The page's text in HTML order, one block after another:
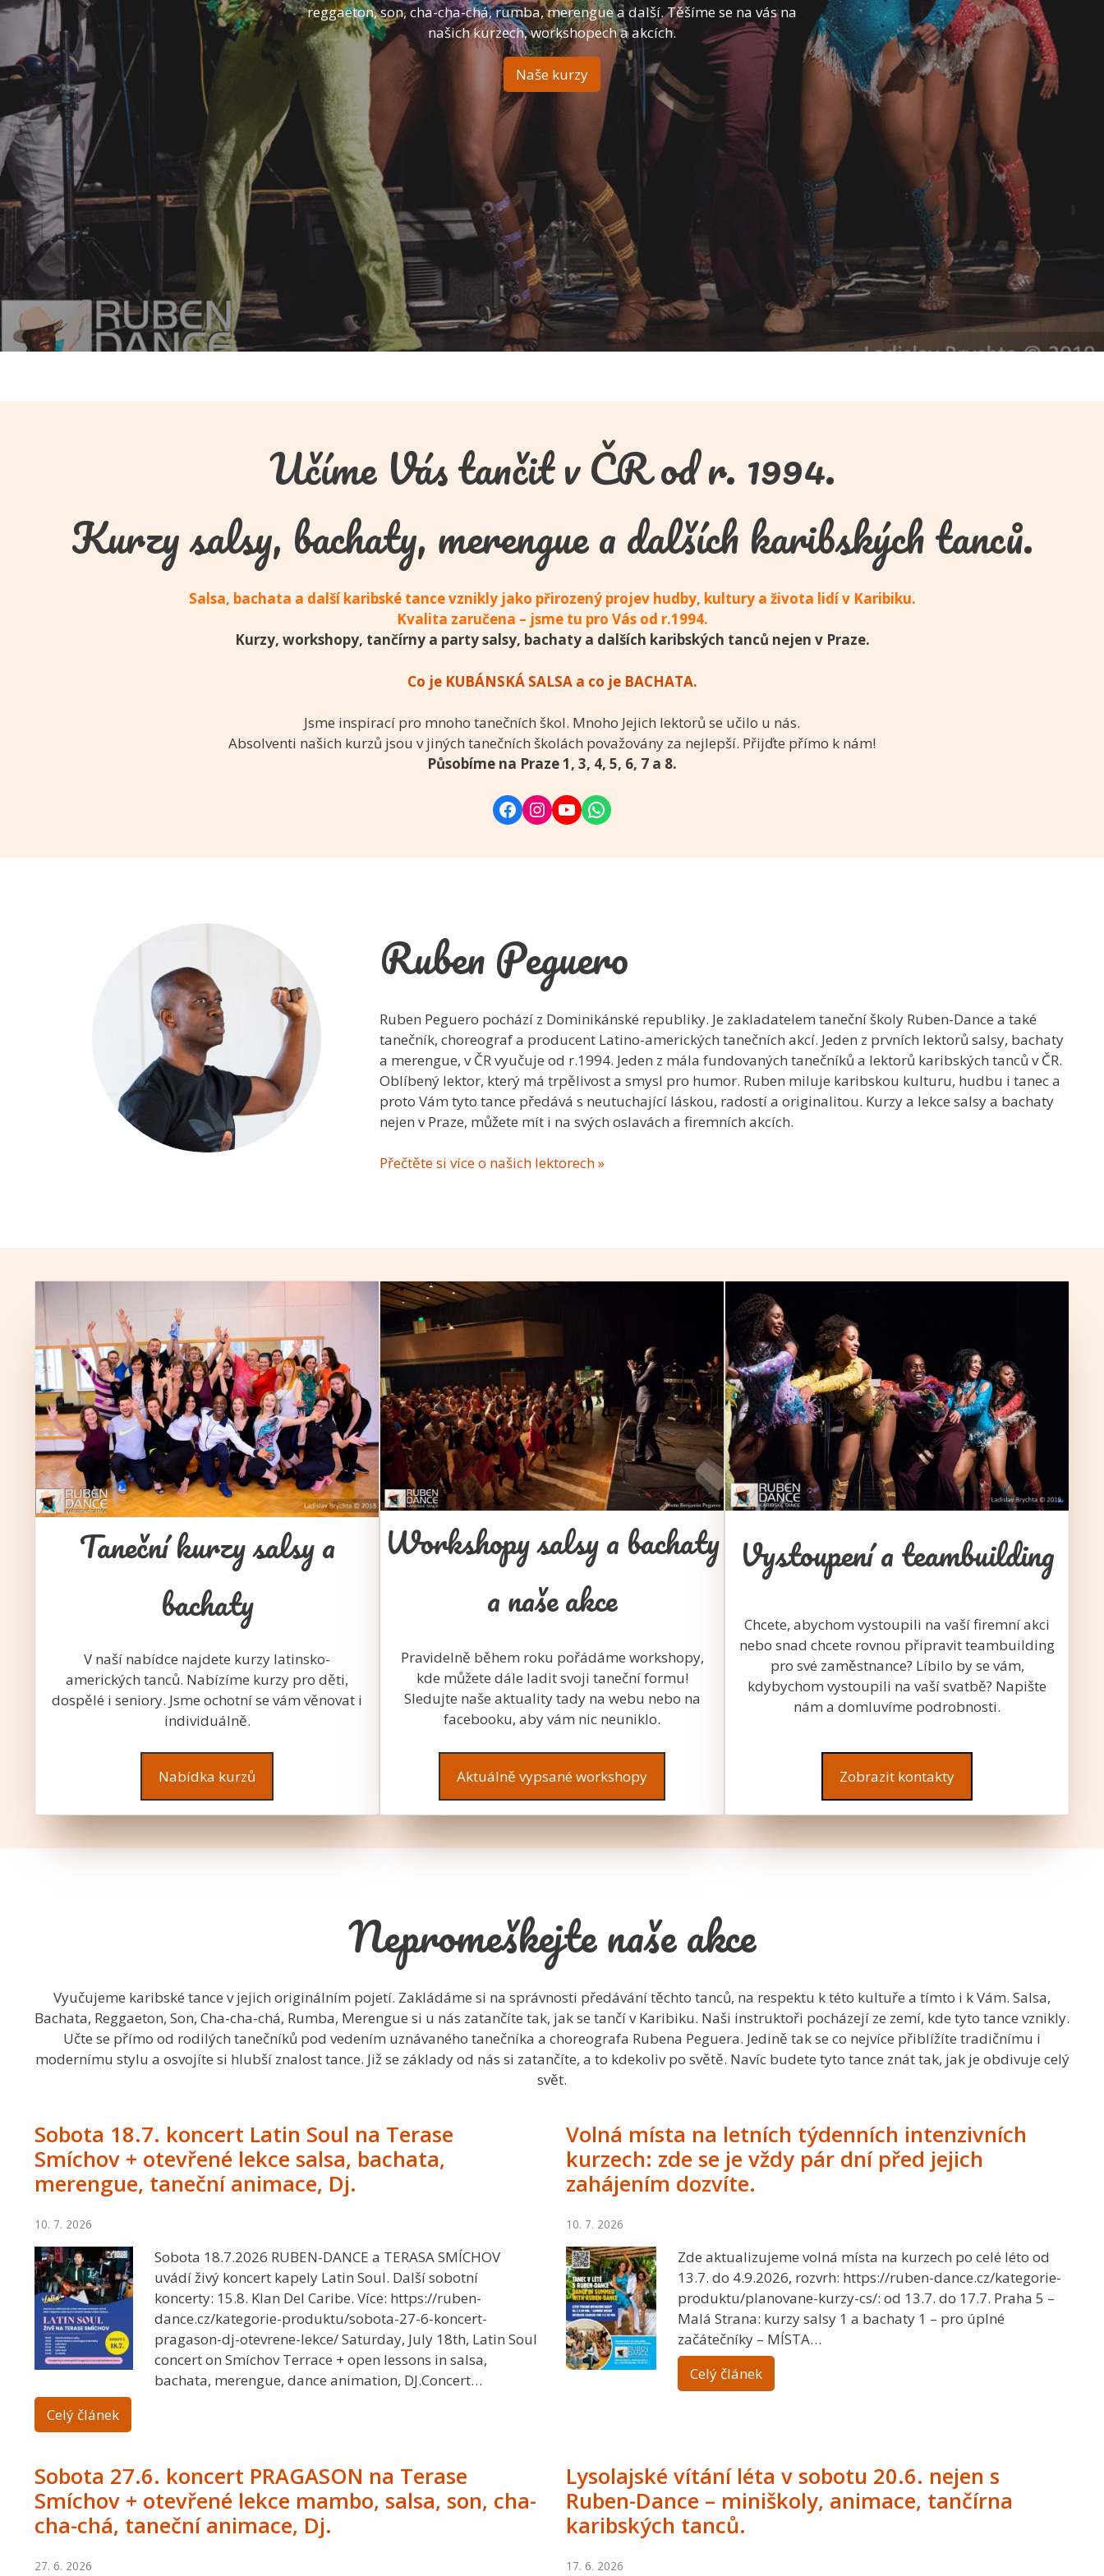
reggaeton, son, cha-cha-chá, rumba, merengue a další. Těšíme se na vás na
našich kurzech, workshopech a akcích.
Naše kurzy
Učíme Vás tančit v ČR od r. 1994.
Kurzy salsy, bachaty, merengue a dalších karibských tanců.
Salsa, bachata a další karibské tance vznikly jako přirozený projev hudby, kultury a života lidí v Karibiku.
Kvalita zaručena – jsme tu pro Vás od r.1994.
Kurzy, workshopy, tančírny a party salsy, bachaty a dalších karibských tanců nejen v Praze.
Co je KUBÁNSKÁ SALSA a co je BACHATA.
Jsme inspirací pro mnoho tanečních škol. Mnoho Jejich lektorů se učilo u nás.
Absolventi našich kurzů jsou v jiných tanečních školách považovány za nejlepší. Přijďte přímo k nám!
Působíme na Praze 1, 3, 4, 5, 6, 7 a 8.
Facebook
Instagram
YouTube
WhatsApp
Ruben Peguero
Ruben Peguero pochází z Dominikánské republiky. Je zakladatelem taneční školy Ruben-Dance a také
tanečník, choreograf a producent Latino-amerických tanečních akcí. Jeden z prvních lektorů salsy, bachaty
a merengue, v ČR vyučuje od r.1994. Jeden z mála fundovaných tanečníků a lektorů karibských tanců v ČR.
Oblíbený lektor, který má trpělivost a smysl pro humor. Ruben miluje karibskou kulturu, hudbu i tanec a
proto Vám tyto tance předává s neutuchající láskou, radostí a originalitou. Kurzy a lekce salsy a bachaty
nejen v Praze, můžete mít i na svých oslavách a firemních akcích.
Přečtěte si více o našich lektorech »
Taneční kurzy salsy a
bachaty
V naší nabídce najdete kurzy latinsko-
amerických tanců. Nabízíme kurzy pro děti,
dospělé i seniory. Jsme ochotní se vám věnovat i
individuálně.
Nabídka kurzů
Workshopy salsy a bachaty
a naše akce
Pravidelně během roku pořádáme workshopy,
kde můžete dále ladit svoji taneční formu!
Sledujte naše aktuality tady na webu nebo na
facebooku, aby vám nic neuniklo.
Aktuálně vypsané workshopy
Vystoupení a teambuilding
Chcete, abychom vystoupili na vaší firemní akci
nebo snad chcete rovnou připravit teambuilding
pro své zaměstnance? Líbilo by se vám,
kdybychom vystoupili na vaší svatbě? Napište
nám a domluvíme podrobnosti.
Zobrazit kontakty
Nepromeškejte naše akce
Vyučujeme karibské tance v jejich originálním pojetí. Zakládáme si na správnosti předávání těchto tanců, na respektu k této kultuře a tímto i k Vám. Salsa,
Bachata, Reggaeton, Son, Cha-cha-chá, Rumba, Merengue si u nás zatančíte tak, jak se tančí v Karibiku. Naši instruktoři pocházejí ze zemí, kde tyto tance vznikly.
Učte se přímo od rodilých tanečníků pod vedením uznávaného tanečníka a choreografa Rubena Peguera. Jedině tak se co nejvíce přiblížíte tradičnímu i
modernímu stylu a osvojíte si hlubší znalost tance. Již se základy od nás si zatančíte, a to kdekoliv po světě. Navíc budete tyto tance znát tak, jak je obdivuje celý
svět.
Sobota 18.7. koncert Latin Soul na Terase
Smíchov + otevřené lekce salsa, bachata,
merengue, taneční animace, Dj.
10. 7. 2026
Sobota 18.7.2026 RUBEN-DANCE a TERASA SMÍCHOV
uvádí živý koncert kapely Latin Soul. Další sobotní
koncerty: 15.8. Klan Del Caribe. Více: https://ruben-
dance.cz/kategorie-produktu/sobota-27-6-koncert-
pragason-dj-otevrene-lekce/ Saturday, July 18th, Latin Soul
concert on Smíchov Terrace + open lessons in salsa,
bachata, merengue, dance animation, DJ.Concert…
Celý článek
Volná místa na letních týdenních intenzivních
kurzech: zde se je vždy pár dní před jejich
zahájením dozvíte.
10. 7. 2026
Zde aktualizujeme volná místa na kurzech po celé léto od
13.7. do 4.9.2026, rozvrh: https://ruben-dance.cz/kategorie-
produktu/planovane-kurzy-cs/: od 13.7. do 17.7. Praha 5 –
Malá Strana: kurzy salsy 1 a bachaty 1 – pro úplné
začátečníky – MÍSTA…
Celý článek
Sobota 27.6. koncert PRAGASON na Terase
Smíchov + otevřené lekce mambo, salsa, son, cha-
cha-chá, taneční animace, Dj.
27. 6. 2026
Lysolajské vítání léta v sobotu 20.6. nejen s
Ruben-Dance – miniškoly, animace, tančírna
karibských tanců.
17. 6. 2026